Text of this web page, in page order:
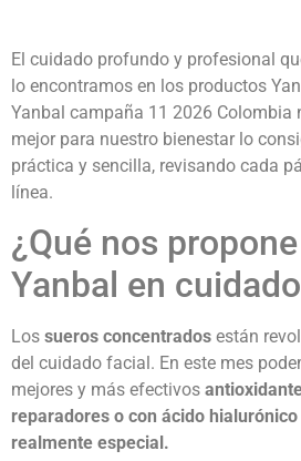
El cuidado profundo y profesional
lo encontramos en los productos
Yanbal campaña 11 2026 Colombia
mejor para nuestro bienestar lo
práctica y sencilla, revisando cada
línea.
¿Qué nos
Yanbal en
Los sueros concentrados están
del cuidado facial. En este mes
mejores y más efectivos
reparadores o con ácido hialurónico
realmente especial.